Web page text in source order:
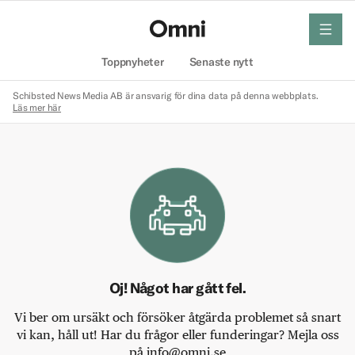
Toppnyheter Senaste nytt
meny
Schibsted News Media AB är ansvarig för dina data på denna webbplats.
Läs mer här
Oj! Något har gått fel.
Vi ber om ursäkt och försöker åtgärda problemet så snart
vi kan, håll ut! Har du frågor eller funderingar? Mejla oss